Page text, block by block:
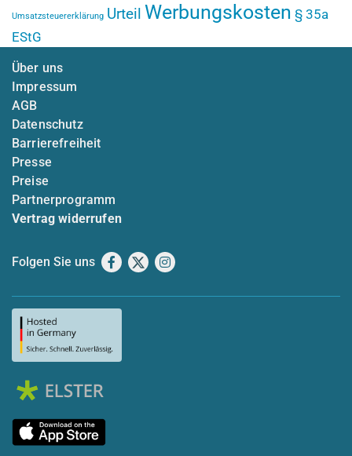
Umsatzsteuererklärung Urteil Werbungskosten § 35a
EStG
Über uns
Impressum
AGB
Datenschutz
Barrierefreiheit
Presse
Preise
Partnerprogramm
Vertrag widerrufen
Folgen Sie uns Facebook
X Instagram